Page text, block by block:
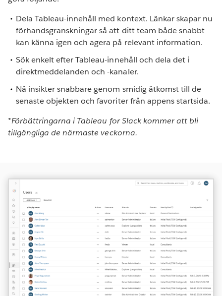
Dela Tableau-innehåll med kontext. Länkar skapar nu
förhandsgranskningar så att ditt team både snabbt
kan känna igen och agera på relevant information.
Sök enkelt efter Tableau-innehåll och dela det i
direktmeddelanden och -kanaler.
Nå insikter snabbare genom smidig åtkomst till de
senaste objekten och favoriter från appens startsida.
*Förbättringarna i Tableau for Slack kommer att bli
tillgängliga de närmaste veckorna.